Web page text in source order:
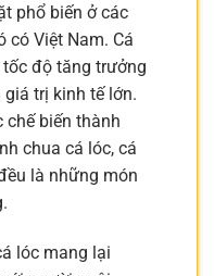
phổ biến ở các
có Việt Nam. Cá
độ tăng trưởng
trị kinh tế lớn.
chế biến thành
chua cá lóc, cá
là những món
lóc mang lại